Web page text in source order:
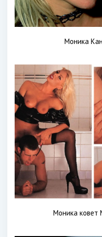
Моника
Моника ковет